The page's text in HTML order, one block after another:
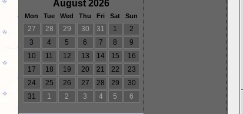
August 2026
Mon Tue Wed Thu Fri Sat Sun
27 28 29 30 31 1
2
3
4 5 6 7 8
9
10
11 12 13 14 15
16
17
18 19 20 21 22
23
24
25 26 27 28 29
30
31
1 2 3 4 5 6